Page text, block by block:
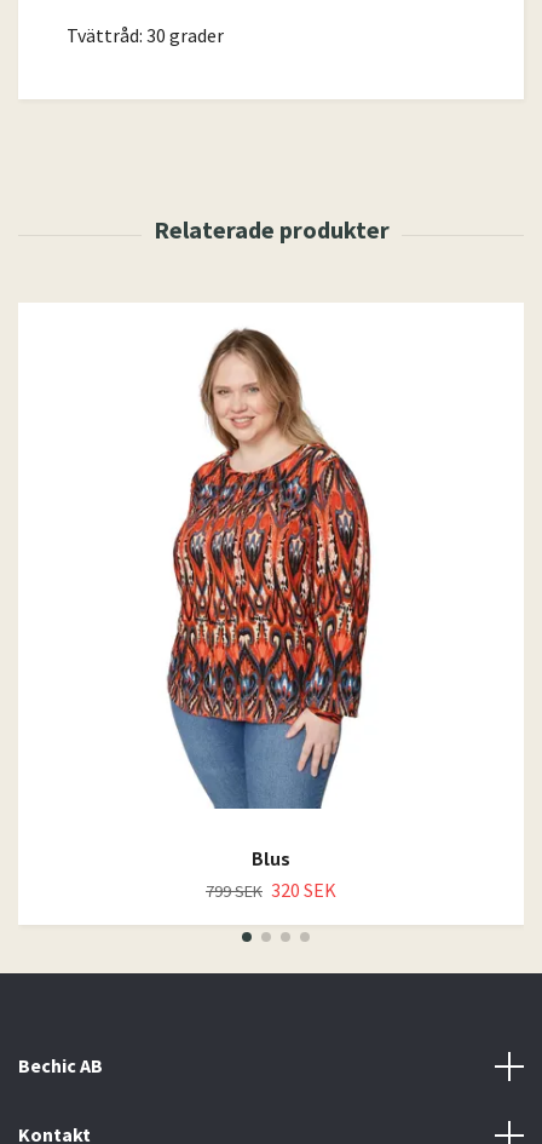
Tvättråd: 30 grader
Blus
799 SEK 320 SEK
Bechic AB
Kontakt